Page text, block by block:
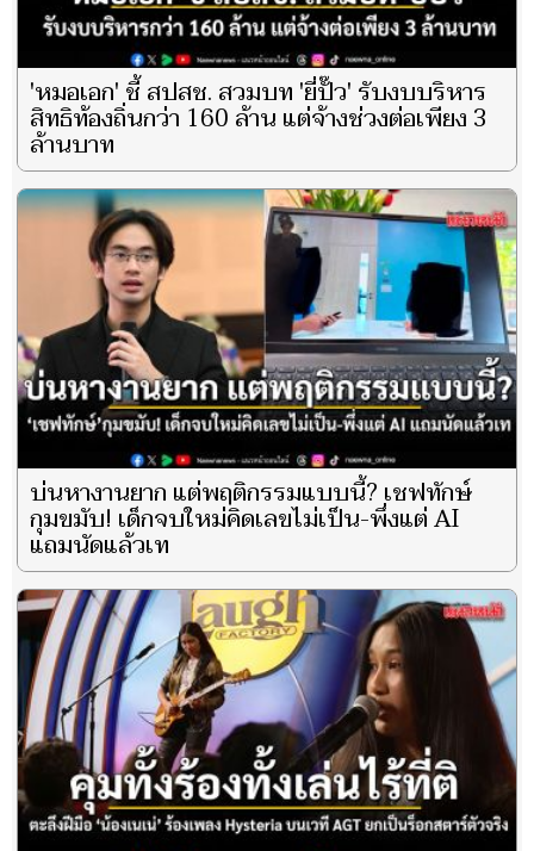
'หมอเอก' ชี้ สปสช. สวมบท 'ยี่ปั๊ว' รับงบบริหาร
สิทธิท้องถิ่นกว่า 160 ล้าน แต่จ้างช่วงต่อเพียง 3
ล้านบาท
บ่นหางานยาก แต่พฤติกรรมแบบนี้? เชฟทักษ์
กุมขมับ! เด็กจบใหม่คิดเลขไม่เป็น-พึ่งแต่ AI
แถมนัดแล้วเท